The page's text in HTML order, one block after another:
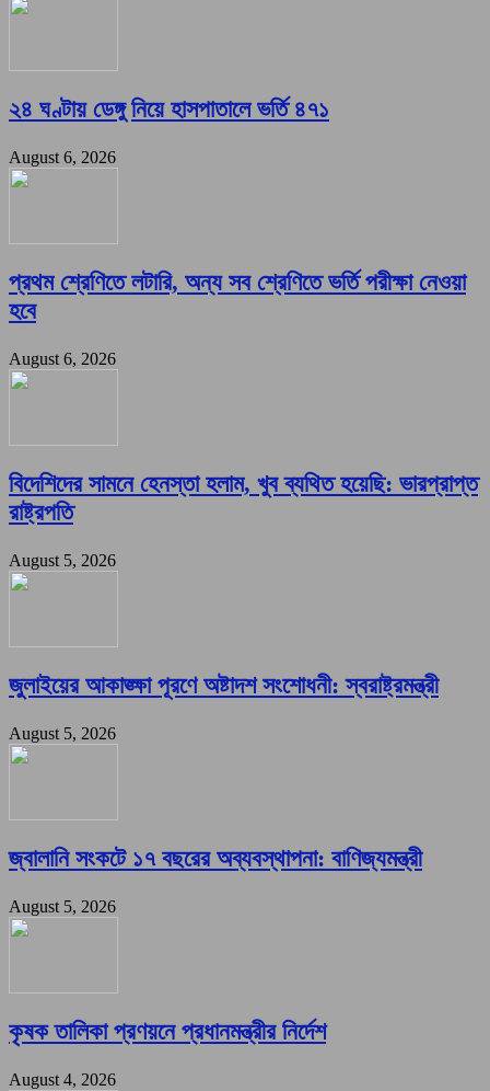
২৪ ঘণ্টায় ডেঙ্গু নিয়ে হাসপাতালে ভর্তি ৪৭১
August 6, 2026
প্রথম শ্রেণিতে লটারি, অন্য সব শ্রেণিতে ভর্তি পরীক্ষা নেওয়া
হবে
August 6, 2026
বিদেশিদের সামনে হেনস্তা হলাম, খুব ব্যথিত হয়েছি: ভারপ্রাপ্ত
রাষ্ট্রপতি
August 5, 2026
জুলাইয়ের আকাঙ্ক্ষা পূরণে অষ্টাদশ সংশোধনী: স্বরাষ্ট্রমন্ত্রী
August 5, 2026
জ্বালানি সংকটে ১৭ বছরের অব্যবস্থাপনা: বাণিজ্যমন্ত্রী
August 5, 2026
কৃষক তালিকা প্রণয়নে প্রধানমন্ত্রীর নির্দেশ
August 4, 2026